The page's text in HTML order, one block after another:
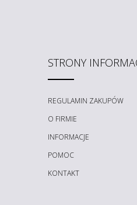
STRONY
REGULAMIN ZAKUPÓW
O FIRMIE
INFORMACJE
POMOC
KONTAKT